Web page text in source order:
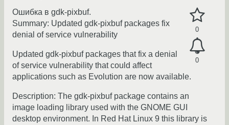
0
0
Ошибка в gdk-pixbuf.
Summary: Updated gdk-pixbuf packages fix
denial of service vulnerability
Updated gdk-pixbuf packages that fix a denial
of service vulnerability that could affect
applications such as Evolution are now available.
Description: The gdk-pixbuf package contains an
image loading library used with the GNOME GUI
desktop environment. In Red Hat Linux 9 this library is